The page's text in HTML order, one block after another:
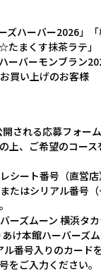
ズハーバー2026」
たまくす抹茶ラテ」
ーバーモンブラン
買い上げのお客様
される応募フォー
上、ご希望のコー
シート番号（直営
たはシリアル番号
ーズムーン 横浜タ
け本館ハーバーズ
ル番号入りのカード
をご入力ください。